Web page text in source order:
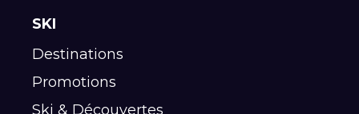
SKI
Destinations
Promotions
Ski & Découvertes